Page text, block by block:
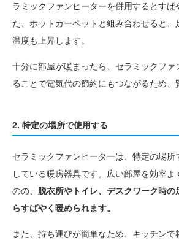
ラミックファンヒーターを併用するとすば
た、ホットカーペットと組み合わせると
温度も上昇します。
十分に部屋が暖まったら、セラミックファ
ることで電気代の節約にもつながるため、
2. 特定の場所で使用する
セラミックファンヒーターは、特定の場所
している暖房器具です。広い部屋を効率よ
のの、 脱衣所やトイレ、デスクワーク時
らすばやく暖められます。
また、持ち運びが簡単なため、キッチンで